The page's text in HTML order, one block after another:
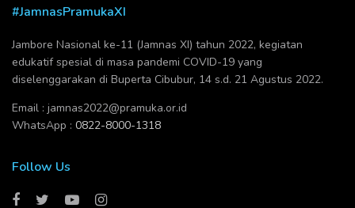
#JamnasPramukaXI
Jambore Nasional ke-11 (Jamnas XI) tahun 2022, kegiatan
edukatif spesial di masa pandemi COVID-19 yang
diselenggarakan di Buperta Cibubur, 14 s.d. 21 Agustus 2022.
Email : jamnas2022@pramuka.or.id
WhatsApp : 0822-8000-1318
Follow Us